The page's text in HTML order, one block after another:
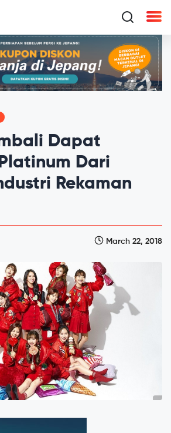
Dapat
Dari
Rekaman
March 22, 2018